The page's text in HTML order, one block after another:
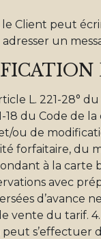
Client peut
adresser un
L. 221-28°
du Code de
ou de
forfaitaire,
à la carte
avec
d’avance
vente du tarif.
peut